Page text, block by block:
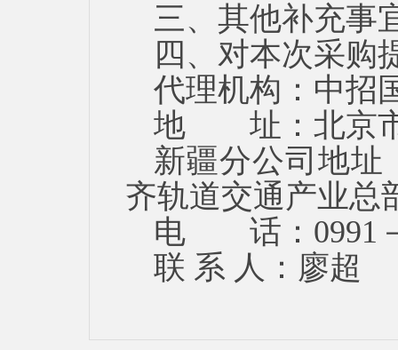
三、其他补充事
四、对本次采购
代理机构：中招
地 址：北京市
新疆分公司地址
齐轨道交通产业总
电 话： 0991
联 系 人：廖超